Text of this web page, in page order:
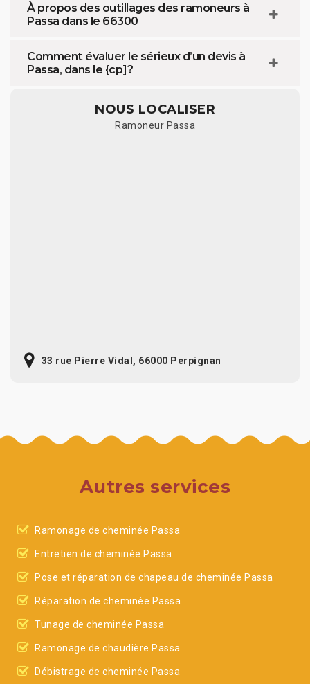
À propos des outillages des ramoneurs à
Passa dans le 66300
Comment évaluer le sérieux d’un devis à
Passa, dans le {cp]?
NOUS LOCALISER
Ramoneur Passa
33 rue Pierre Vidal, 66000 Perpignan
Autres services
Ramonage de cheminée Passa
Entretien de cheminée Passa
Pose et réparation de chapeau de cheminée Passa
Réparation de cheminée Passa
Tunage de cheminée Passa
Ramonage de chaudière Passa
Débistrage de cheminée Passa